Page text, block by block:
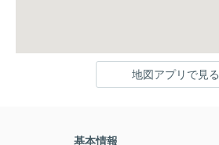
地図アプリで見る
基本情報